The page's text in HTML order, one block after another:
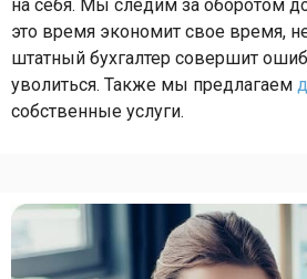
на себя. Мы следим за оборотом
это время экономит свое время,
штатный бухгалтер совершит
уволиться. Также мы предлагаем
собственные услуги.